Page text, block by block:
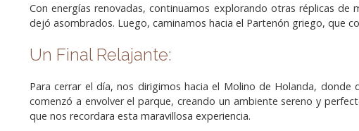
Con energías renovadas, continuamos explorando otras réplicas
dejó asombrados. Luego, caminamos hacia el Partenón griego, que
Un Final Relajante:
Para cerrar el día, nos dirigimos hacia el Molino de Holanda,
comenzó a envolver el parque, creando un ambiente sereno y
que nos recordara esta maravillosa experiencia.